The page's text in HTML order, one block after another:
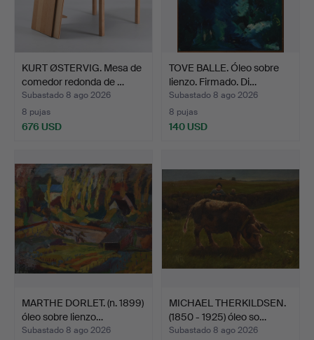
KURT ØSTERVIG. Mesa de
comedor redonda de …
Subastado 8 ago 2026
8 pujas
676 USD
TOVE BALLE. Óleo sobre
lienzo. Firmado. Di…
Subastado 8 ago 2026
8 pujas
140 USD
MARTHE DORLET. (n. 1899)
óleo sobre lienzo…
Subastado 8 ago 2026
MICHAEL THERKILDSEN.
(1850 - 1925) óleo so…
Subastado 8 ago 2026